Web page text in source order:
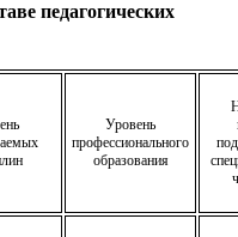
педагогических
Уровень
профессионального
образования